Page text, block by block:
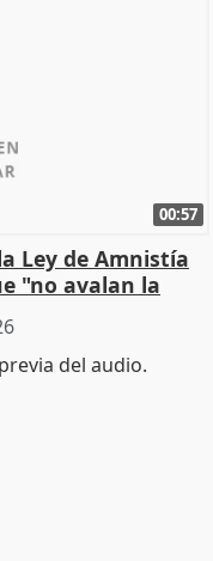
00:57
Ley de Amnistía
"no avalan la